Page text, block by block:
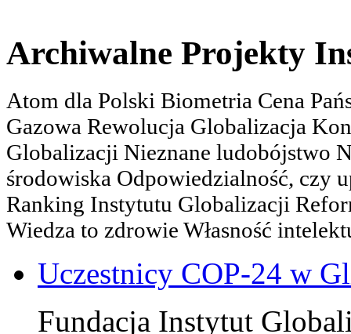
Archiwalne Projekty
Atom dla Polski Biometria Cena
Gazowa Rewolucja Globalizacja
Globalizacji Nieznane ludobójstwo
środowiska Odpowiedzialność, czy
Ranking Instytutu Globalizacji
Wiedza to zdrowie Własność
Uczestnicy COP-24 w
Fundacja Instytut